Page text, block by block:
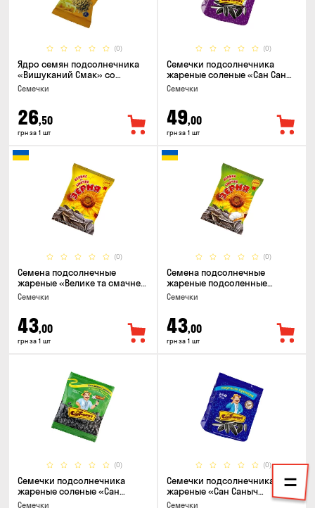
(0)
Ядро семян подсолнечника
«Вишуканий Смак» со
вкусом сыра, 80г
Семечки
26,50
грн за 1 шт
(0)
Семечки подсолнечника
жареные соленые «Сан Саныч
Премиум полосатые», 95г
Семечки
49,00
грн за 1 шт
(0)
Семена подсолнечные
жареные «Велике та смачне
ЗЕРНЯ», 90г
Семечки
43,00
грн за 1 шт
(0)
Семена подсолнечные
жареные подсоленные
«Велике та смачне ЗЕРНЯ»,
Семечки
43,00
грн за 1 шт
(0)
Семечки подсолнечника
жареные соленые «Сан
Саныч», 155г
Семечки
(0)
Семечки подсолнечника
жареные «Сан Саныч
Премиум полосатые», 95г
Семечки